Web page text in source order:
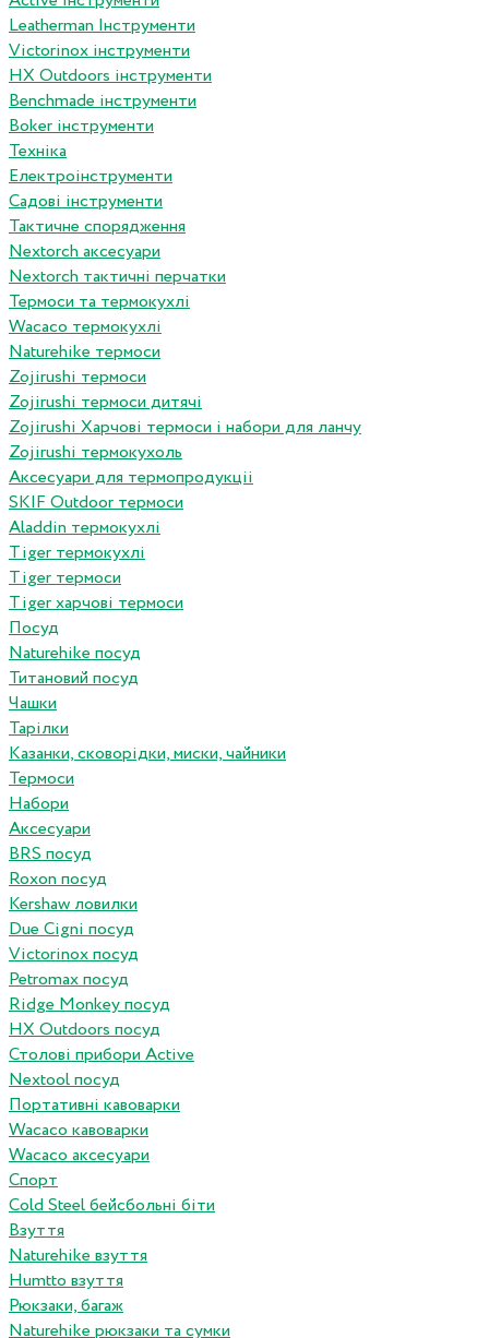
Leatherman Інструменти
Victorinox інструменти
HX Outdoors інструменти
Benchmade інструменти
Boker інструменти
Техніка
Електроінструменти
Садові інструменти
Тактичне спорядження
Nextorch аксесуари
Nextorch тактичні перчатки
Термоси та термокухлі
Wacaco термокухлі
Naturehike термоси
Zojirushi термоси
Zojirushi термоси дитячі
Zojirushi Харчові термоси і набори для ланчу
Zojirushi термокухоль
Аксесуари для термопродукціі
SKIF Outdoor термоси
Aladdin термокухлі
Tiger термокухлі
Tiger термоси
Tiger харчові термоси
Посуд
Naturehike посуд
Титановий посуд
Чашки
Тарілки
Казанки, сковорідки, миски, чайники
Термоси
Набори
Аксесуари
BRS посуд
Roxon посуд
Kershaw ловилки
Due Cigni посуд
Victorinox посуд
Petromax посуд
Ridge Monkey посуд
HX Outdoors посуд
Столові прибори Active
Nextool посуд
Портативні кавоварки
Wacaco кавоварки
Wacaco аксесуари
Спорт
Cold Steel бейсбольні біти
Взуття
Naturehike взуття
Humtto взуття
Рюкзаки, багаж
Naturehike рюкзаки та сумки